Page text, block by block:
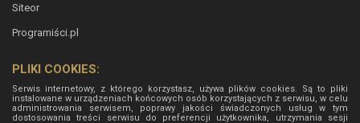
Siteor
Programiści.pl
PLIKI COOKIES:
Serwis internetowy, z którego korzystasz, używa plików cookies. Są to pliki
instalowane w urządzeniach końcowych osób korzystających z serwisu, w celu
administrowania serwisem, poprawy jakości świadczonych usług w tym
dostosowania treści serwisu do preferencji użytkownika, utrzymania sesji